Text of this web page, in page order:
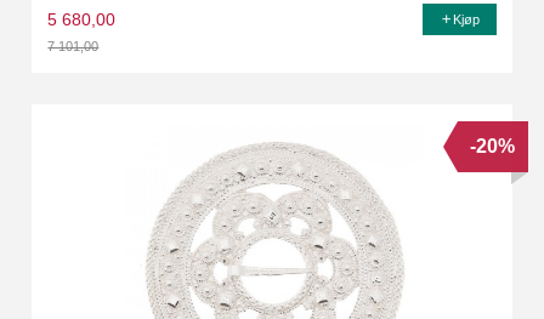
5 680,00
7 101,00
Kjøp
-20%